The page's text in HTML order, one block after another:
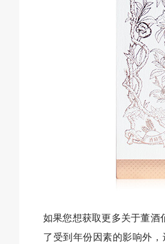
如果您想获取更多关于董酒
了受到年份因素的影响外